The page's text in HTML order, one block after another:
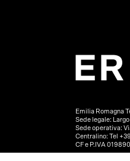
Emilia Romagna
Sede legale:
Sede operativa:
Centralino: Tel
CF e P.IVA